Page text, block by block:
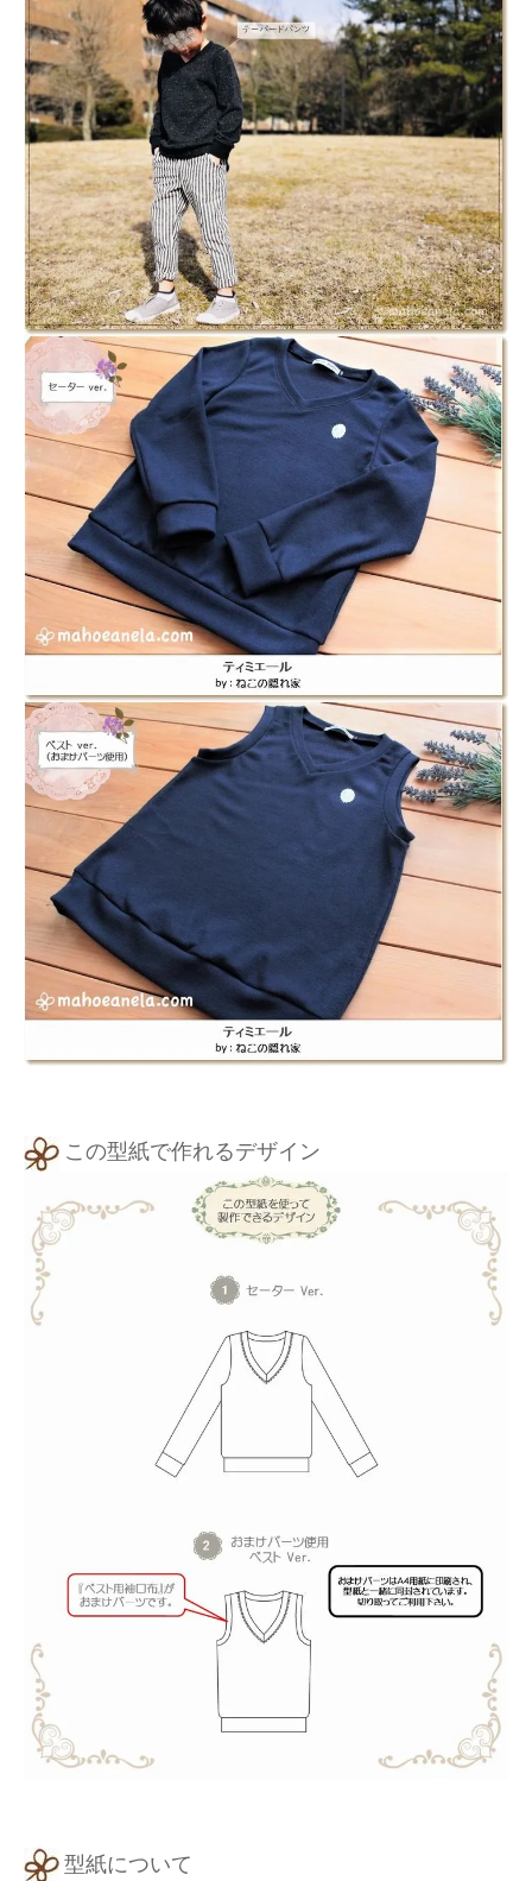
この型紙で作れるデザイン
型紙について